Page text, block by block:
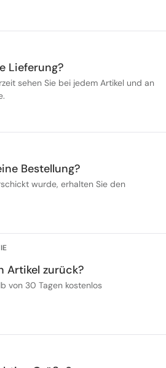
Lieferung?
sehen Sie bei jedem Artikel und an
Bestellung?
wurde, erhalten Sie den
Artikel zurück?
von 30 Tagen kostenlos